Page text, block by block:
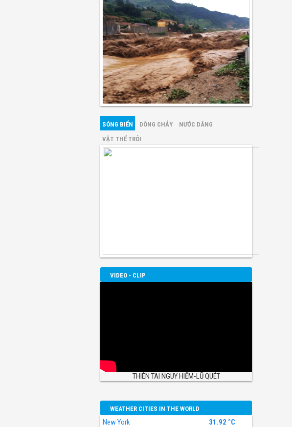
SÓNG BIỂN DÒNG CHẢY
NƯỚC DÂNG
VẬT THỂ TRÔI
VIDEO - CLIP
THIÊN TAI NGUY HIỂM-LŨ QUÉT
WEATHER CITIES IN THE WORLD
New York
31.92 °C